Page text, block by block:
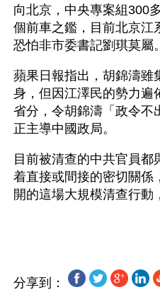
向北京，中央專案組300
個前車之鑑，目前北京江
恐怕非市委書記劉琪莫屬。
蘋果日報指出，胡錦濤雖
身，但因江澤民的勢力遍
省分，令胡錦濤「政令不
正主導中國政局。
目前被清查的中共官員
着直接或間接的密切關係
開的這場大規模清查行動
分享到：